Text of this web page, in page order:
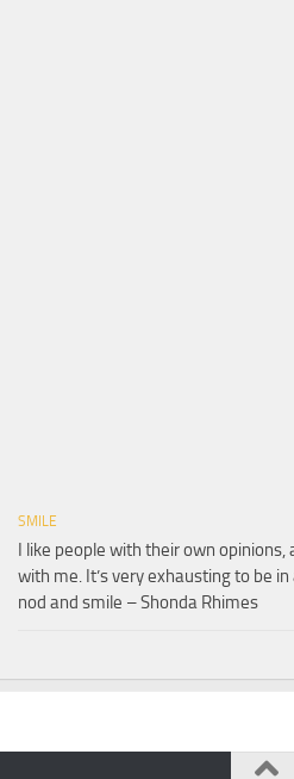
SMILE
I like people with their own opinions,
with me. It’s very exhausting to be
nod and smile – Shonda Rhimes